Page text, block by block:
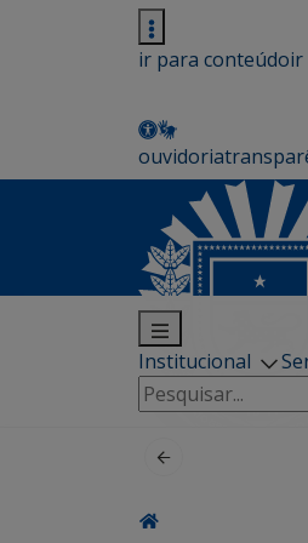
ir para conteúdoir
ouvidoria
Institucional
Pesquisar
por: